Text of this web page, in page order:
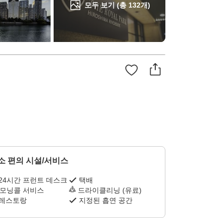
모두 보기 (총 132개)
편의 시설/서비스
시간 프런트 데스크
택배
모닝콜 서비스
드라이클리닝 (유료)
스토랑
지정된 흡연 공간